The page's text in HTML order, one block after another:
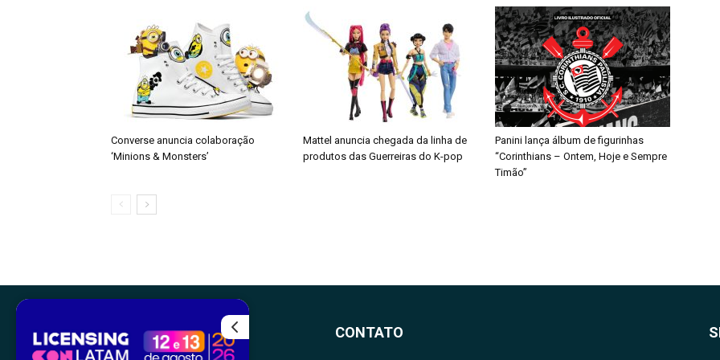
Converse anuncia colaboração
‘Minions & Monsters’
Mattel anuncia chegada da linha de
produtos das Guerreiras do K-pop
Panini lança álbum de figurinhas
“Corinthians – Ontem, Hoje e Sempre
Timão”
CONTATO